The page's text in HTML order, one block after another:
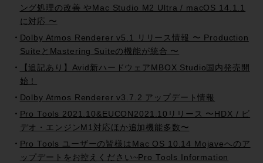
ング処理の改善 やMac Studio M2 Ultra / macOS 14.1.1
に対応 〜
Dolby Atmos Renderer v5.1 リリース情報 〜 Production
SuiteとMastering Suiteの機能が統合 〜
【追記あり】Avid新ハードウェアMBOX Studio国内発売開
始！
Dolby Atmos Renderer v3.7.2 アップデート情報
Pro Tools 2021.10&EUCON2021.10リリース 〜HDX / ビ
デオ・エンジンM1対応ほか追加機能多数〜
Pro Tools ユーザーの皆様はMac OS 10.14 Mojaveへのア
ップデートをお控えください~Pro Tools Information